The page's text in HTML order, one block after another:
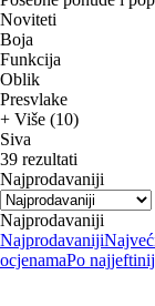
Noviteti
Boja
Funkcija
Oblik
Presvlake
+ Više (10)
Siva
39 rezultati
Najprodavaniji
Najprodavaniji
Najprodavaniji
ocjenamaPo